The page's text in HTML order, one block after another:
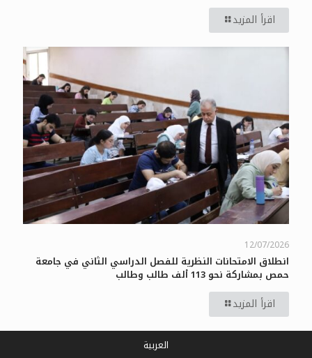
اقرأ المزيد
12/07/2026
انطلاق الامتحانات النظرية للفصل الدراسي الثاني في جامعة
حمص بمشاركة نحو 113 ألف طالب وطالب
اقرأ المزيد
العربية